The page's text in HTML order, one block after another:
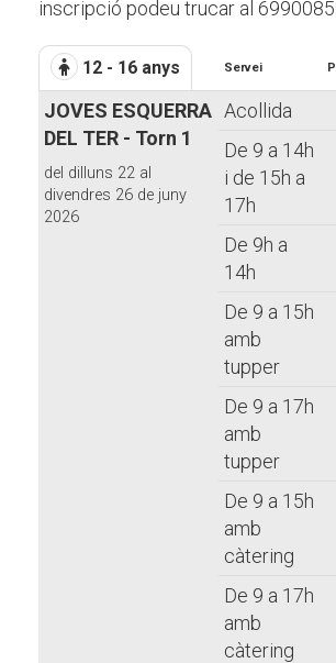
inscripció podeu trucar al
12 - 16 anys Servei
JOVES ESQUERRA
DEL TER - Torn 1
del dilluns 22 al
divendres 26 de juny
2026
Acollida
De 9 a 14h
i de 15h a
17h
De 9h a
14h
De 9 a 15h
amb
tupper
De 9 a 17h
amb
tupper
De 9 a 15h
amb
càtering
De 9 a 17h
amb
càtering